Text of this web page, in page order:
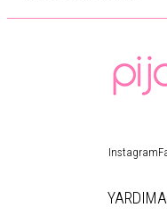
Instagram